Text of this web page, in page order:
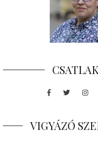
Facebook
Twitter
VIGYÁZÓ